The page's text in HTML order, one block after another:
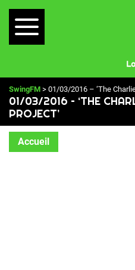
SwingFM > 01/03/2016 – ‘The
01/03/2016 – ‘THE
PROJECT’
Accueil